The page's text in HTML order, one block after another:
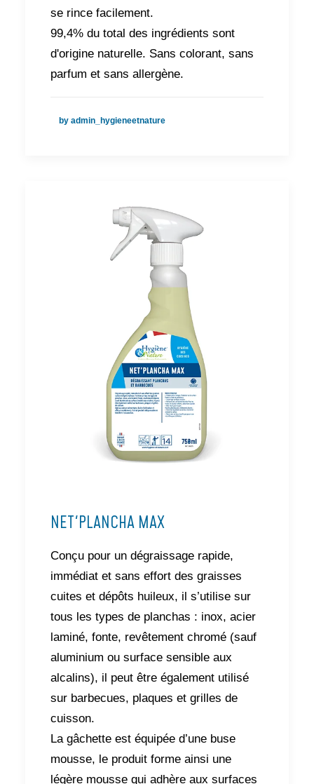
se rince facilement.
99,4% du total des ingrédients sont
d'origine naturelle. Sans colorant, sans
parfum et sans allergène.
by admin_hygieneetnature
NET'PLANCHA MAX
Conçu pour un dégraissage rapide,
immédiat et sans effort des graisses
cuites et dépôts huileux, il s’utilise sur
tous les types de planchas : inox, acier
laminé, fonte, revêtement chromé (sauf
aluminium ou surface sensible aux
alcalins), il peut être également utilisé
sur barbecues, plaques et grilles de
cuisson.
La gâchette est équipée d’une buse
mousse, le produit forme ainsi une
légère mousse qui adhère aux surfaces